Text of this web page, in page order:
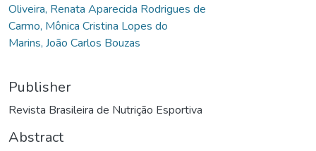
Oliveira, Renata Aparecida Rodrigues de
Carmo, Mônica Cristina Lopes do
Marins, João Carlos Bouzas
Publisher
Revista Brasileira de Nutrição Esportiva
Abstract